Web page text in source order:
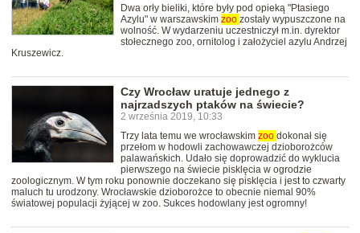
Dwa orły bieliki, które były pod opieką "Ptasiego
Azylu" w warszawskim zoo zostały wypuszczone na
wolność. W wydarzeniu uczestniczył m.in. dyrektor
stołecznego zoo, ornitolog i założyciel azylu Andrzej
Kruszewicz.
Czy Wrocław uratuje jednego z
najrzadszych ptaków na świecie?
2 września 2019, 10:33
Trzy lata temu we wrocławskim zoo dokonał się
przełom w hodowli zachowawczej dzioborożców
palawańskich. Udało się doprowadzić do wyklucia
pierwszego na świecie pisklęcia w ogrodzie
zoologicznym. W tym roku ponownie doczekano się pisklęcia i jest to czwarty
maluch tu urodzony. Wrocławskie dzioborożce to obecnie niemal 90%
światowej populacji żyjącej w zoo. Sukces hodowlany jest ogromny!